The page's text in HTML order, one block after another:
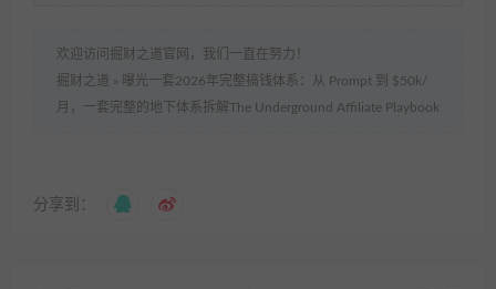
欢迎访问掘财之道官网，我们一直在努力！
掘财之道 »
曝光一套2026年完整搞钱体系：从 Prompt 到 $50k/
月，一套完整的地下体系拆解The Underground Affiliate Playbook
分享到：